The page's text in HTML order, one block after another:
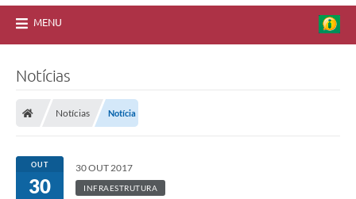
MENU
Notícias
Notícias Notícia
OUT
30
30 OUT 2017
INFRAESTRUTURA